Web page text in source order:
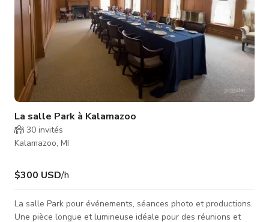
La salle Park à Kalamazoo
30 invités
Kalamazoo, MI
$300 USD/h
La salle Park pour événements, séances photo et productions.
Une pièce longue et lumineuse idéale pour des réunions et